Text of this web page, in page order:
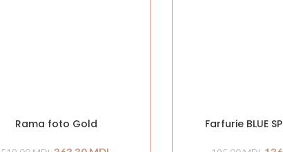
Rama foto Gold Farfurie BLUE